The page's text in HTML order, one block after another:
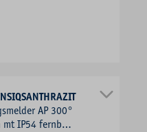
AP 300°
mt IP54 fernb